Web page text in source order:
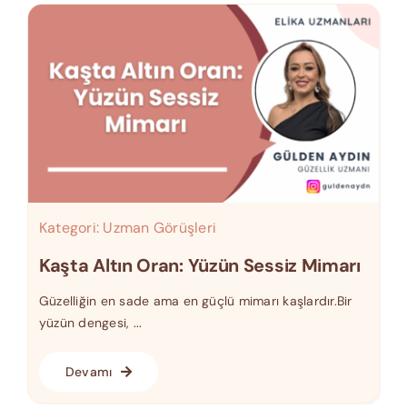
Kategori: Uzman Görüşleri
Kaşta Altın Oran: Yüzün Sessiz Mimarı
Güzelliğin en sade ama en güçlü mimarı kaşlardır.Bir
yüzün dengesi, ...
Devamı